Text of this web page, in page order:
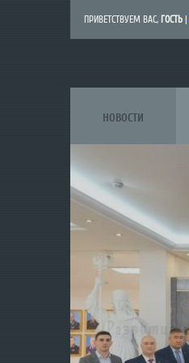
ПРИВЕТСТВУЕМ ВАС, ГОСТЬ
НОВОСТИ